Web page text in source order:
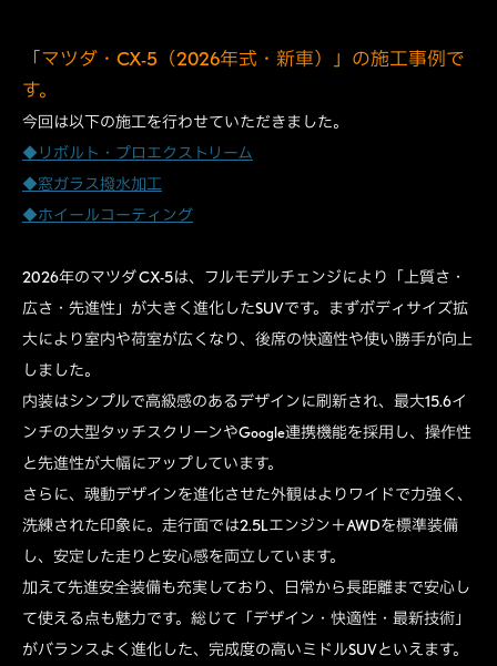
「マツダ・CX-5（2026年式・新車）」の施工事例で
す。
今回は以下の施工を行わせていただきました。
◆リボルト・プロエクストリーム
◆窓ガラス撥水加工
◆ホイールコーティング
2026年のマツダ CX-5は、フルモデルチェンジにより「上質さ・
広さ・先進性」が大きく進化したSUVです。まずボディサイズ拡
大により室内や荷室が広くなり、後席の快適性や使い勝手が向上
しました。
内装はシンプルで高級感のあるデザインに刷新され、最大15.6イ
ンチの大型タッチスクリーンやGoogle連携機能を採用し、操作性
と先進性が大幅にアップしています。
さらに、魂動デザインを進化させた外観はよりワイドで力強く、
洗練された印象に。走行面では2.5Lエンジン＋AWDを標準装備
し、安定した走りと安心感を両立しています。
加えて先進安全装備も充実しており、日常から長距離まで安心し
て使える点も魅力です。総じて「デザイン・快適性・最新技術」
がバランスよく進化した、完成度の高いミドルSUVといえます。